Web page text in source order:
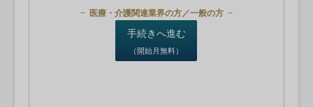
医療・介護関連業界の方／一般の方
手続きへ進む
（開始月無料）